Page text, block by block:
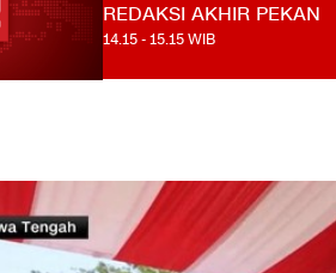
REDAKSI AKHIR PEKAN
14.15-15.15WIB